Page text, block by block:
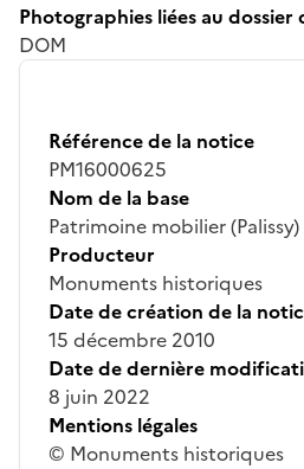
Photographies liées au
DOM
Référence de la notice
PM16000625
Nom de la base
Patrimoine mobilier (Palissy)
Producteur
Monuments historiques
Date de création de la
15 décembre 2010
Date de dernière
8 juin 2022
Mentions légales
© Monuments historiques